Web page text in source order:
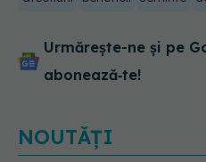
Urmărește-ne și pe
abonează‑te!
NOUTĂȚI